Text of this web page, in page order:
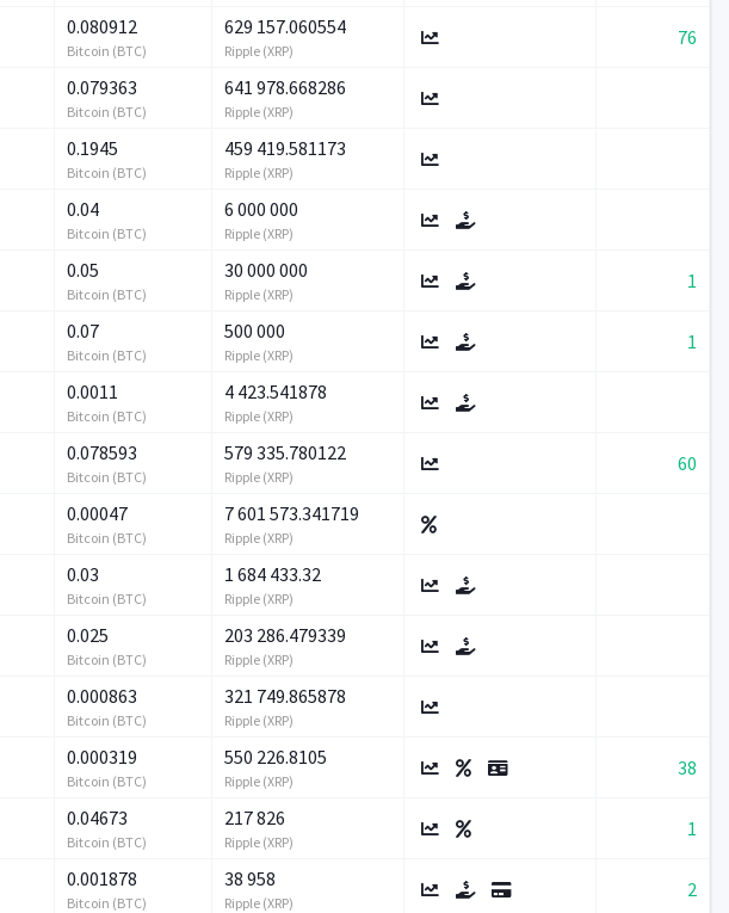
0.080912
Bitcoin (BTC)
629 157.060554
Ripple (XRP)
76
0.079363
Bitcoin (BTC)
641 978.668286
Ripple (XRP)
0.1945
Bitcoin (BTC)
459 419.581173
Ripple (XRP)
0.04
Bitcoin (BTC)
6 000 000
Ripple (XRP)
0.05
Bitcoin (BTC)
30 000 000
Ripple (XRP)
1
0.07
Bitcoin (BTC)
500 000
Ripple (XRP)
1
0.0011
Bitcoin (BTC)
4 423.541878
Ripple (XRP)
0.078593
Bitcoin (BTC)
579 335.780122
Ripple (XRP)
60
0.00047
Bitcoin (BTC)
7 601 573.341719
Ripple (XRP)
0.03
Bitcoin (BTC)
1 684 433.32
Ripple (XRP)
0.025
Bitcoin (BTC)
203 286.479339
Ripple (XRP)
0.000863
Bitcoin (BTC)
321 749.865878
Ripple (XRP)
0.000319
Bitcoin (BTC)
550 226.8105
Ripple (XRP)
38
0.04673
Bitcoin (BTC)
217 826
Ripple (XRP)
1
0.001878
Bitcoin (BTC)
38 958
Ripple (XRP)
2